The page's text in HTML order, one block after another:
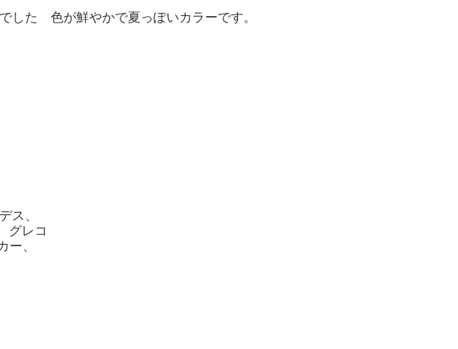
した 色が鮮やかで夏っぽいカラーです。
ス、
グレコ
ー、